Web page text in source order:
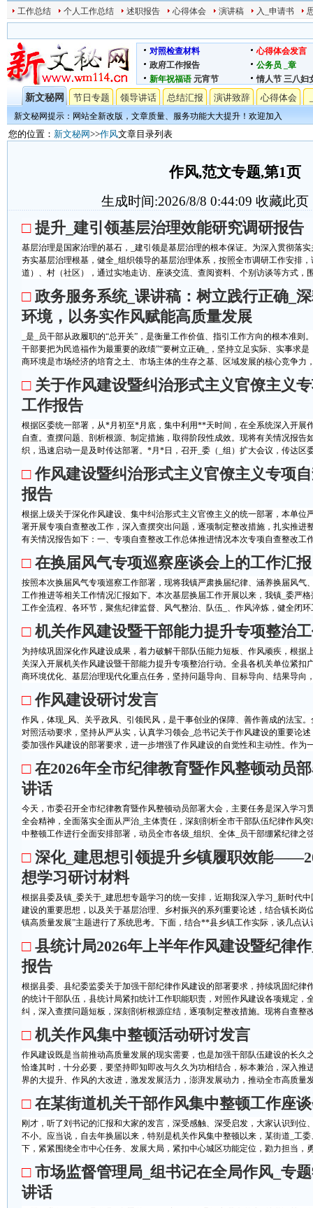
工作总结 个人工作总结 述职报告 心得体会 演讲稿 入_申请书
对照检查材料
心得体会发言
政府工作报告
公务员
_章
新年祝福语 元宵节 情人节 三八妇
新文秘网 节日专题 领导讲话 总结汇报 演讲致辞 心得体会
新文秘网提示：网站全新改版，文章质量、服务功能大大提升！欢迎加入
您的位置： 新文秘网>>作风文章目录列表
作风,范文专题,第1页
生成时间:2026/8/8 0:44:09 收藏此页
□ 提升_建引领基层治理效能研究调研报告
基层治理是国家治理的基石，_建引领是基层治理的根本保证。为深入贯彻落
夯实基层治理根基，健全_组织领导的基层治理体系，按照全市调研工作安排
道）、村（社区），通过实地走访、座谈交流、查阅资料、个别访谈等方式，
□ 政务服务系统_课讲稿：树立践行正确_
环境，以务实作风赋能高质量发展
_是_员干部从政履职的“总开关”，是衡量工作价值、指引工作方向的根本准则
干部要把为民造福作为最重要的政绩”“要树立正确_，坚持立足实际、实事求
商环境是市场经济的培育之土、市场主体的生存之基、区域发展的核心竞争力
□ 关于作风建设暨纠治形式主义官僚主义
工作报告
根据区委统一部署，从*月初至*月底，集中利用**天时间，在全系统深入开展
自查。查摆问题、剖析根源、制定措施，取得阶段性成效。现将有关情况报告
织，迅速启动一是及时传达部署。*月*日，召开_委（_组）扩大会议，传达区
□ 作风建设暨纠治形式主义官僚主义专项
报告
根据上级关于深化作风建设、集中纠治形式主义官僚主义的统一部署，本单位
署开展专项自查整改工作，深入查摆突出问题，逐项制定整改措施，扎实推进
有关情况报告如下：一、专项自查整改工作总体推进情况本次专项自查整改工
□ 在换届风气专项巡察座谈会上的工作汇报
按照本次换届风气专项巡察工作部署，现将我镇严肃换届纪律、涵养换届风气
工作推进等相关工作情况汇报如下。本次基层换届工作开展以来，我镇_委严
工作全流程、各环节，聚焦纪律监督、风气整治、队伍_、作风淬炼，健全闭
□ 机关作风建设暨干部能力提升专项整治
为持续巩固深化作风建设成果，着力破解干部队伍能力短板、作风顽疾，根据
关深入开展机关作风建设暨干部能力提升专项整治行动。全县各机关单位紧扣
商环境优化、基层治理现代化重点任务，坚持问题导向、目标导向、结果导向
□ 作风建设研讨发言
作风，体现_风、关乎政风、引领民风，是干事创业的保障、善作善成的法宝
对照活动要求，坚持从严从实，认真学习领会_总书记关于作风建设的重要论
委加强作风建设的部署要求，进一步增强了作风建设的自觉性和主动性。作为
□ 在2026年全市纪律教育暨作风整顿动员
讲话
今天，市委召开全市纪律教育暨作风整顿动员部署大会，主要任务是深入学习
全会精神，全面落实全面从严治_主体责任，深刻剖析全市干部队伍纪律作风
中整顿工作进行全面安排部署，动员全市各级_组织、全体_员干部绷紧纪律之
□ 深化_建思想引领提升乡镇履职效能
想学习研讨材料
根据县委及镇_委关于_建思想专题学习的统一安排，近期我深入学习_新时代
建设的重要思想，以及关于基层治理、乡村振兴的系列重要论述，结合镇长岗
镇高质量发展”主题进行了系统思考。下面，结合**县乡镇工作实际，谈几点认
□ 县统计局2026年上半年作风建设暨纪律
报告
根据县委、县纪委监委关于加强干部纪律作风建设的部署要求，持续巩固纪律
的统计干部队伍，县统计局紧扣统计工作职能职责，对照作风建设各项规定，
纠，深入查摆问题短板，深刻剖析根源症结，逐项制定整改措施。现将自查整
□ 机关作风集中整顿活动研讨发言
作风建设既是当前推动高质量发展的现实需要，也是加强干部队伍建设的长久
恰逢其时，十分必要，要坚持即知即改与久久为功相结合，标本兼治，深入推
界的大提升、作风的大改进，激发发展活力，澎湃发展动力，推动全市高质量
□ 在某街道机关干部作风集中整顿工作座
刚才，听了刘书记的汇报和大家的发言，深受感触、深受启发，大家认识到位
不小。应当说，自去年换届以来，特别是机关作风集中整顿以来，某街道_工
下，紧紧围绕全市中心任务、发展大局，紧扣中心城区功能定位，勠力担当，
□ 市场监督管理局_组书记在全局作风_专
讲话